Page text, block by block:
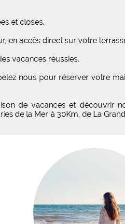
et closes.
en accès direct sur votre
vacances réussies.
nous pour réserver votre
de vacances et découvrir
de la Mer à 30Km, de La